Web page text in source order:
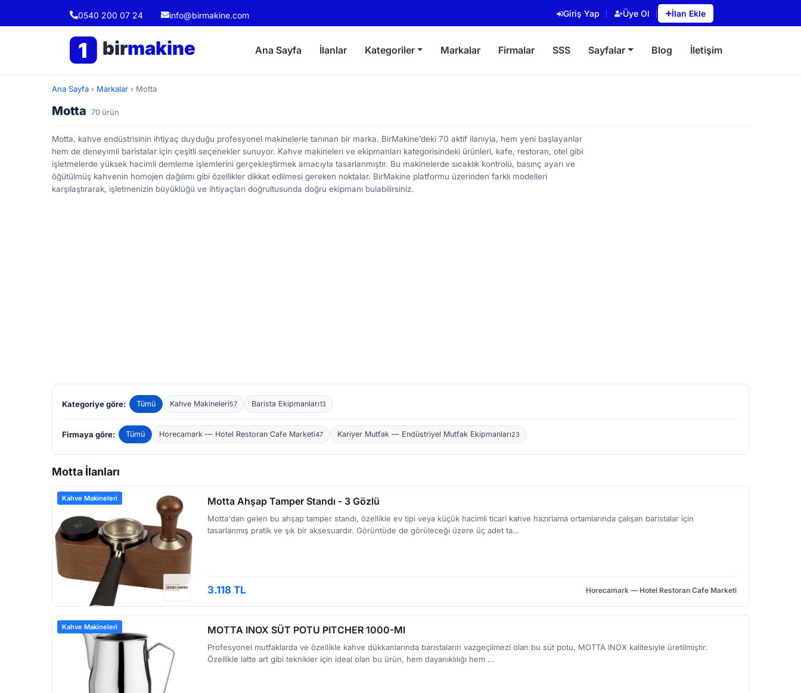
0540 200 07 24 info@birmakine.com Giriş Yap Üye Ol İlan Ekle
1 birmakine Ana Sayfa İlanlar Kategoriler Markalar Firmalar SSS Sayfalar Blog İletişim
Ana Sayfa › Markalar › Motta
Motta 70 ürün
Motta, kahve endüstrisinin ihtiyaç duyduğu profesyonel makinelerle tanınan bir marka. BirMakine’deki 70 aktif ilanıyla, hem yeni başlayanlar
hem de deneyimli baristalar için çeşitli seçenekler sunuyor. Kahve makineleri ve ekipmanları kategorisindeki ürünleri, kafe, restoran, otel gibi
işletmelerde yüksek hacimli demleme işlemlerini gerçekleştirmek amacıyla tasarlanmıştır. Bu makinelerde sıcaklık kontrolü, basınç ayarı ve
öğütülmüş kahvenin homojen dağılımı gibi özellikler dikkat edilmesi gereken noktalar. BirMakine platformu üzerinden farklı modelleri
karşılaştırarak, işletmenizin büyüklüğü ve ihtiyaçları doğrultusunda doğru ekipmanı bulabilirsiniz.
Kategoriye göre: Tümü Kahve Makineleri57 Barista Ekipmanları13
Firmaya göre: Tümü Horecamark — Hotel Restoran Cafe Marketi47 Kariyer Mutfak — Endüstriyel Mutfak Ekipmanları23
Motta İlanları
Kahve Makineleri Motta Ahşap Tamper Standı - 3 Gözlü
Motta'dan gelen bu ahşap tamper standı, özellikle ev tipi veya küçük hacimli ticari kahve hazırlama ortamlarında çalışan baristalar için
tasarlanmış pratik ve şık bir aksesuardır. Görüntüde de görüleceği üzere üç adet ta…
3.118 TL Horecamark — Hotel Restoran Cafe Marketi
Kahve Makineleri MOTTA INOX SÜT POTU PITCHER 1000-Ml
Profesyonel mutfaklarda ve özellikle kahve dükkanlarında baristaların vazgeçilmezi olan bu süt potu, MOTTA INOX kalitesiyle üretilmiştir.
Özellikle latte art gibi teknikler için ideal olan bu ürün, hem dayanıklılığı hem …